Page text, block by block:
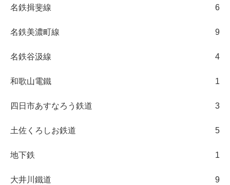
名鉄揖斐線 6
名鉄美濃町線 9
名鉄谷汲線 4
和歌山電鐵 1
四日市あすなろう鉄道 3
土佐くろしお鉄道 5
地下鉄 1
大井川鐵道 9